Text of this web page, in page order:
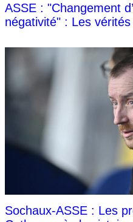
ASSE : "Changement
négativité" : Les
Sochaux-ASSE : Les